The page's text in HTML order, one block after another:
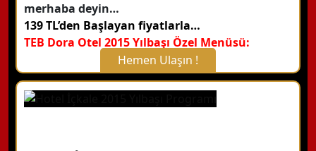
merhaba deyin…
139 TL’den Başlayan fiyatlarla…
TEB Dora Otel 2015 Yılbaşı Özel Menüsü:
Hemen Ulaşın !
X Kapat